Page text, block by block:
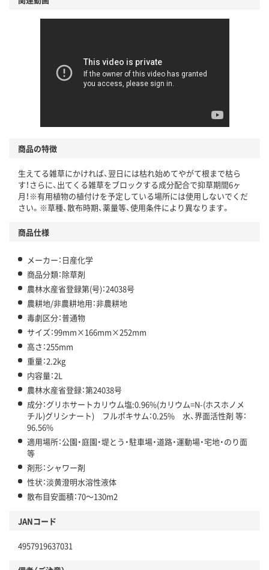
商品の特徴
生えてる雑草にかければ、翌日には枯れ始めてやがて根まで枯ら
す！さらに、出てくる雑草をブロックする成分配合で抑草期間6ヶ
月！※有用植物の植付けを予定している場所には使用しないでくだ
さい。※草種、散布時期、薬量等、使用条件により異なります。
商品仕様
メーカー：日産化学
商品分類：除草剤
農林水産省登録第(号)：24038号
農耕地/非農耕地用：非農耕地
毒劇区分：普通物
サイズ：99mm×166mm×252mm
高さ：255mm
重量：2.2kg
内容量：2L
農林水産省登録：第24038号
成分：グリホサートカリウム塩:0.96%(カリウム=N-(ホスホノメ
チル)グリシナート) フルポキサム：0.25% 水、界面活性剤 等：
96.56%
適用場所：公園・庭園・堤とう・駐車場・道路・運動場・宅地・のり面
等
剤形：シャワー剤
性状：淡黄澄明水溶性液体
散布目安面積：70～130m2
JANコード
4957919637031